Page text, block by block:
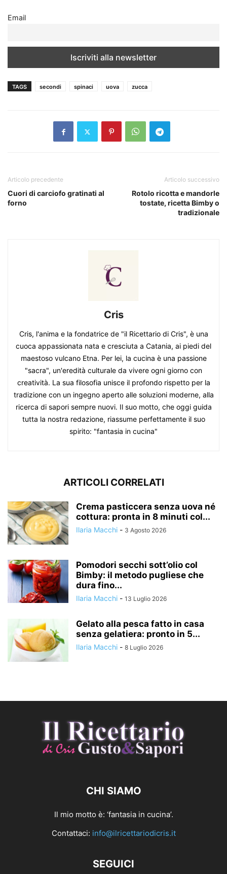
Email
TAGS secondi spinaci uova zucca
Articolo precedente
Cuori di carciofo gratinati al
forno
Articolo successivo
Rotolo ricotta e mandorle
tostate, ricetta Bimby o
tradizionale
Cris
Cris, l'anima e la fondatrice de "il Ricettario di Cris", è una
cuoca appassionata nata e cresciuta a Catania, ai piedi del
maestoso vulcano Etna. Per lei, la cucina è una passione
"sacra", un'eredità culturale da vivere ogni giorno con
creatività. La sua filosofia unisce il profondo rispetto per la
tradizione con un ingegno aperto alle soluzioni moderne, alla
ricerca di sapori sempre nuovi. Il suo motto, che oggi guida
tutta la nostra redazione, riassume perfettamente il suo
spirito: "fantasia in cucina"
ARTICOLI CORRELATI
Crema pasticcera senza uova né
cottura: pronta in 8 minuti col...
Ilaria Macchi - 3 Agosto 2026
Pomodori secchi sott’olio col
Bimby: il metodo pugliese che
dura fino...
Ilaria Macchi - 13 Luglio 2026
Gelato alla pesca fatto in casa
senza gelatiera: pronto in 5...
Ilaria Macchi - 8 Luglio 2026
CHI SIAMO
Il mio motto è: ‘fantasia in cucina’.
Contattaci: info@ilricettariodicris.it
SEGUICI